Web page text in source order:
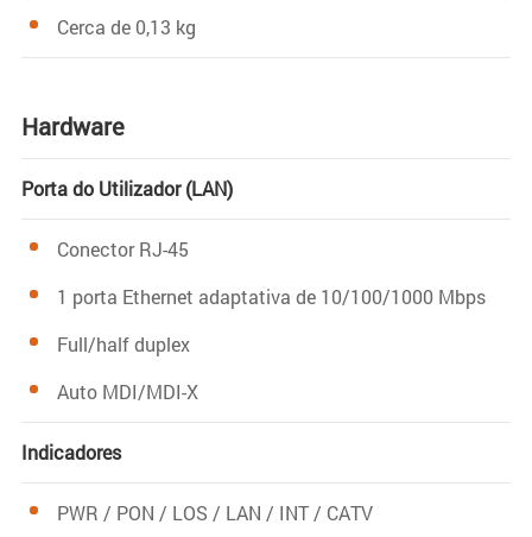
Cerca de 0,13 kg
Hardware
Porta do Utilizador (LAN)
Conector RJ-45
1 porta Ethernet adaptativa de 10/100/1000 Mbps
Full/half duplex
Auto MDI/MDI-X
Indicadores
PWR / PON / LOS / LAN / INT / CATV